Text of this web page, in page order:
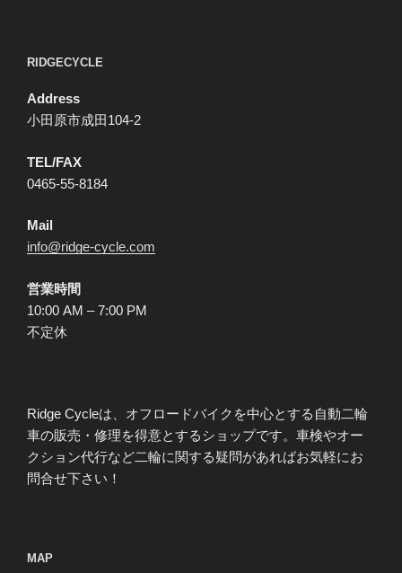
RIDGECYCLE
Address
小田原市成田104-2
TEL/FAX
0465-55-8184
Mail
info@ridge-cycle.com
営業時間
10:00 AM – 7:00 PM
不定休
Ridge Cycleは、オフロードバイクを中心とする自動二輪
車の販売・修理を得意とするショップです。車検やオー
クション代行など二輪に関する疑問があればお気軽にお
問合せ下さい！
MAP